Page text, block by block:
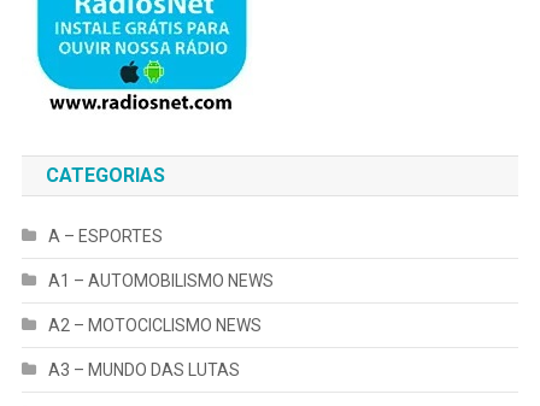
CATEGORIAS
A – ESPORTES
A1 – AUTOMOBILISMO NEWS
A2 – MOTOCICLISMO NEWS
A3 – MUNDO DAS LUTAS